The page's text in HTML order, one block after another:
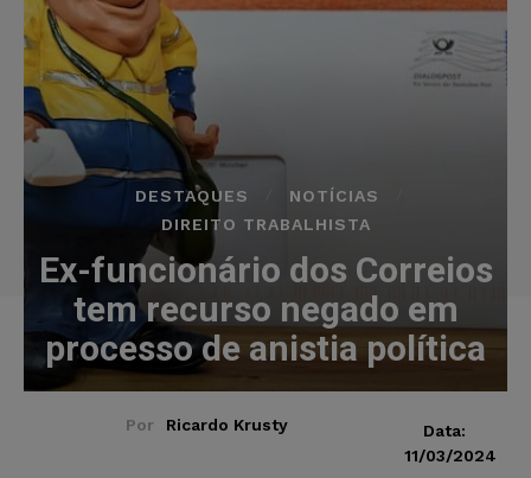
DESTAQUES
NOTÍCIAS
DIREITO TRABALHISTA
Ex-funcionário dos Correios
tem recurso negado em
processo de anistia política
Por Ricardo Krusty
Data:
11/03/2024